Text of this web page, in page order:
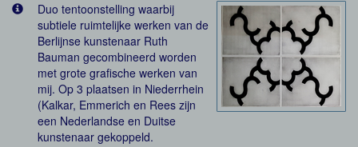
Duo tentoonstelling waarbij
subtiele ruimtelijke werken van de
Berlijnse kunstenaar Ruth
Bauman gecombineerd worden
met grote grafische werken van
mij. Op 3 plaatsen in Niederrhein
(Kalkar, Emmerich en Rees zijn
een Nederlandse en Duitse
kunstenaar gekoppeld.